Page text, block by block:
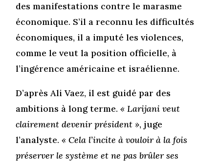
des manifestations contre le marasme
économique. S’il a reconnu les difficultés
économiques, il a imputé les violences,
comme le veut la position officielle, à
l’ingérence américaine et israélienne.
D’après Ali Vaez, il est guidé par des
ambitions à long terme.« Larijani veut
clairement devenir président », juge
l’analyste.« Cela l’incite à vouloir à la fois
préserver le système et ne pas brûler ses